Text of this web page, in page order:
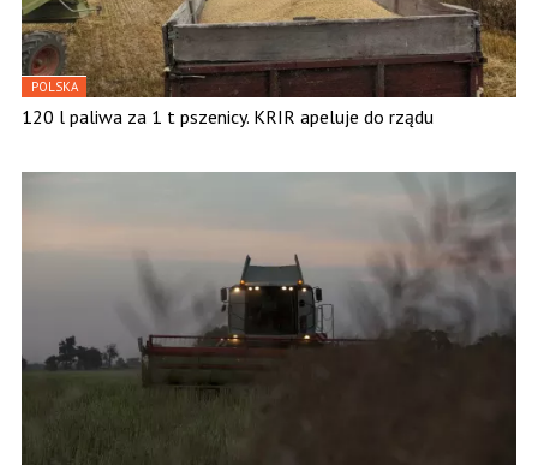
POLSKA
120 l paliwa za 1 t pszenicy. KRIR apeluje do rządu